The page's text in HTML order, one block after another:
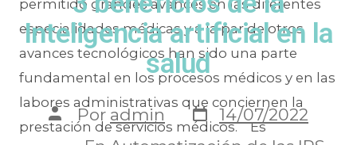
Inteligencia artificial en la
salud
Por admin
14/07/2022
permitido grandes avances en las diferentes
especialidades médicas y a la par de otros
avances tecnológicos han sido una parte
fundamental en los procesos médicos y en las
labores administrativas que conciernen la
prestación de servicios médicos. Es